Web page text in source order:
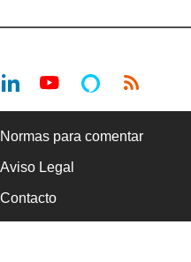
2026 en Poesía
Normas para comentar
Aviso Legal
Contacto